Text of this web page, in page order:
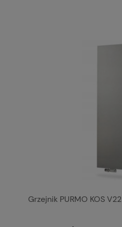
Grzejnik PURMO KOS